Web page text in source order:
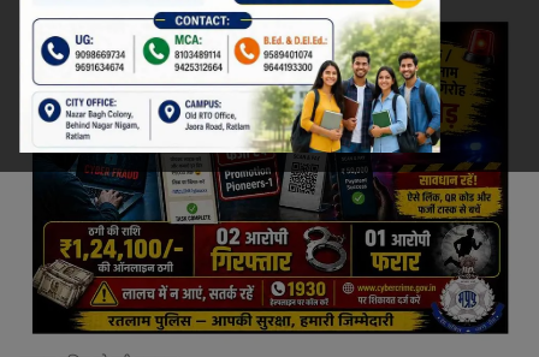
रेलवे
खेल
ज्योतिष
कला-साहित्य
निर्वाचन